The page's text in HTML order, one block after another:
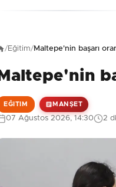
Güvenlik Sorusu: 1
/Eğitim/Maltepe'nin başarı
Maltepe'nin
EĞITIM MANŞET
07 Ağustos 2026, 14:30 2